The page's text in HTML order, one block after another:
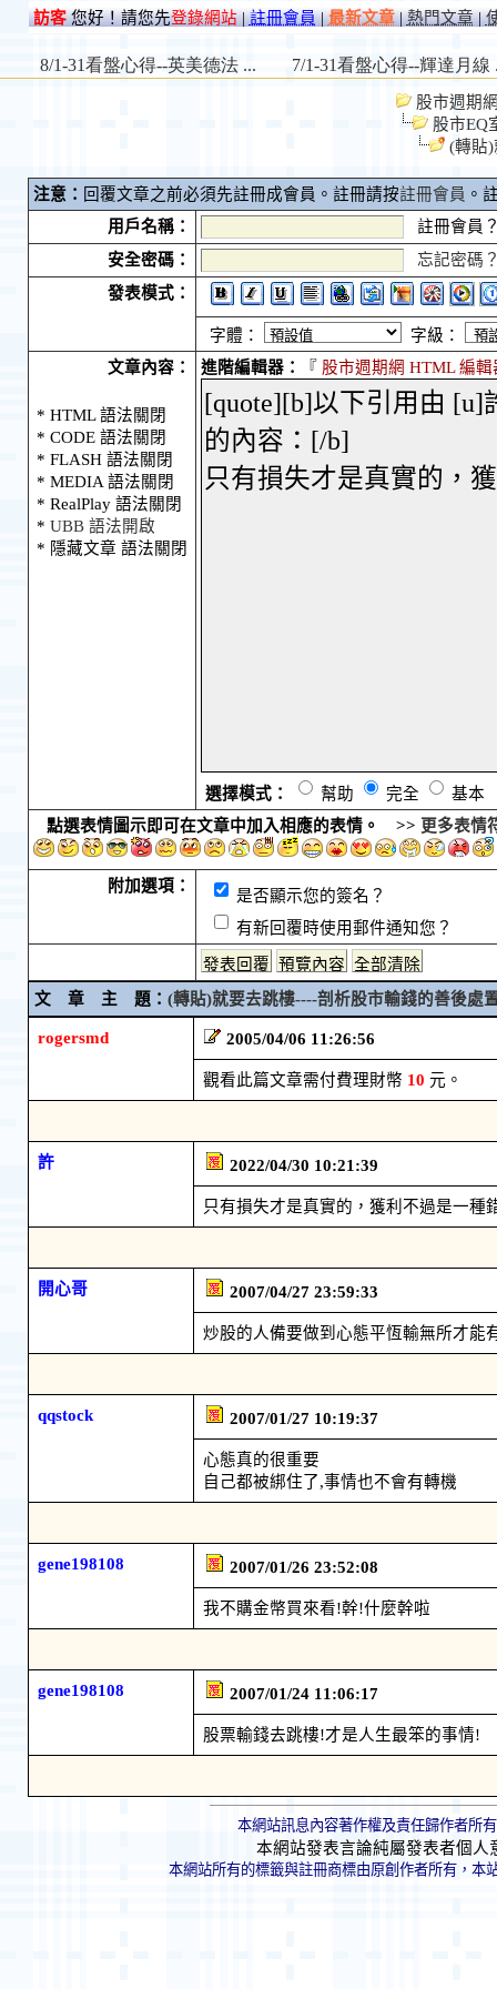
訪客您好！請您先登錄網站|註冊會員|最新文章|熱門文章|
股市週期
股市EQ
(轉貼
注意： 回覆文章之前必須先註冊成會員。註冊請按註冊會員 。
用戶名稱：
註冊會員
安全密碼：
忘記密碼
發表模式：
字體：
字級：
文章內容：
* HTML 語法關閉
* CODE 語法關閉
* FLASH 語法關閉
* MEDIA 語法關閉
* RealPlay 語法關閉
* UBB 語法開啟
* 隱藏文章 語法關閉
進階編輯器： 『 股市週期網 HTML 編輯
選擇模式： 幫助 完全
基
點選表情圖示即可在文章中加入相應的表情。 >> 更多表情
附加選項：
是否顯示您的簽名？
有新回覆時使用郵件通知您？
文 章 主 題： (轉貼)就要去跳樓----剖析股市輸錢的善後處
rogersmd 2005/04/06 11:26:56
觀看此篇文章需付費理財幣 10 元。
許 2022/04/30 10:21:39
只有損失才是真實的，獲利不過是一種
開心哥 2007/04/27 23:59:33
炒股的人備要做到心態平恆輸無所才能
qqstock 2007/01/27 10:19:37
心態真的很重要
自己都被綁住了,事情也不會有轉機
gene198108 2007/01/26 23:52:08
我不購金幣買來看!幹!什麼幹啦
gene198108 2007/01/24 11:06:17
股票輸錢去跳樓!才是人生最笨的事情!
本網站訊息內容著作權及責任歸作者所
本網站發表言論純屬發表者個人
本網站所有的標籤與註冊商標由原創作者所有，本